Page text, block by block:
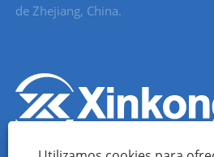
de Zhejiang, China.